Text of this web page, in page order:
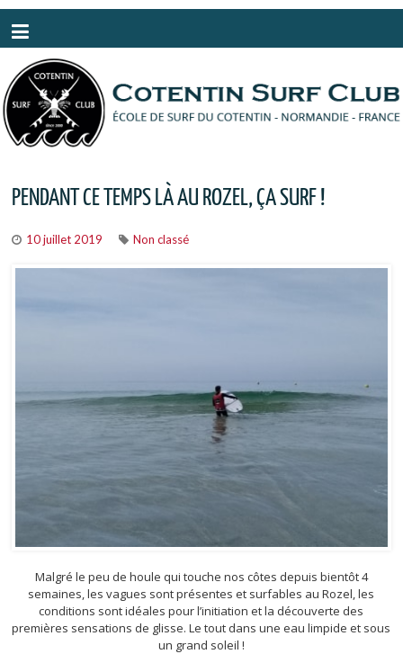
PENDANT CE TEMPS LÀ AU ROZEL, ÇA SURF !
10 juillet 2019 Non classé
Malgré le peu de houle qui touche nos côtes depuis bientôt 4
semaines, les vagues sont présentes et surfables au Rozel, les
conditions sont idéales pour l’initiation et la découverte des
premières sensations de glisse. Le tout dans une eau limpide et sous
un grand soleil !
Panneau de gestion des cookies